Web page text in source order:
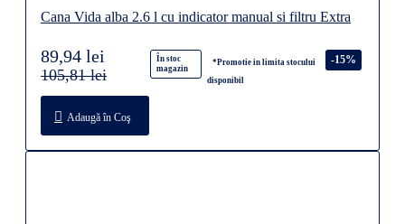
Cana Vida alba 2.6 l cu indicator manual si filtru Extra
În stoc
magazin
*Promotie in limita stocului
disponibil
-15%
89,94 lei
105,81 lei
Adaugă în Coş